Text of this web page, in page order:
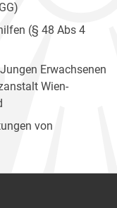
(§ 48 Abs 4
Erwachsenen
Wien-
von